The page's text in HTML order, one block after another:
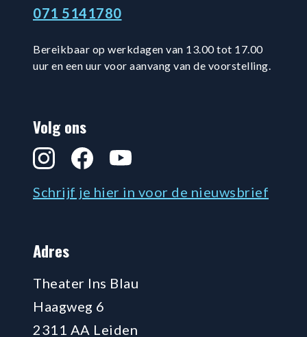
071 5141780
Bereikbaar op werkdagen van 13.00 tot 17.00
uur en een uur voor aanvang van de voorstelling.
Volg ons
InstagramFacebookYouTube
Schrijf je hier in voor de nieuwsbrief
Adres
Theater Ins Blau
Haagweg 6
2311 AA Leiden